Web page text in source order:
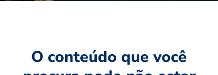
O conteúdo que você